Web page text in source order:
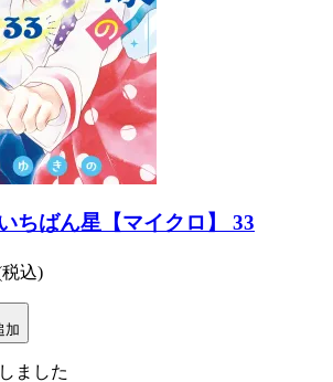
ちばん星【マイクロ】 33
込)
加
ました